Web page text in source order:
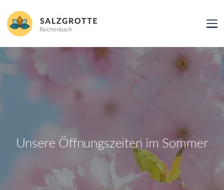
Unsere Öffnungszeiten im Sommer